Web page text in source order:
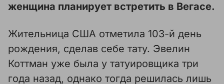
женщина планирует встретить в Вегасе.
Жительница США отметила 103-й день
рождения, сделав себе тату. Эвелин
Коттман уже была у татуировщика три
года назад, однако тогда решилась лишь